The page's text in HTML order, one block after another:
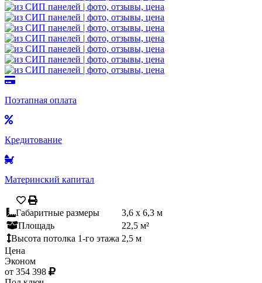
Поэтапная оплата
Кредитование
Материнский капитал
Габаритные размеры
3,6 x 6,3 м
Площадь
22,5 м²
Высота потолка 1-го этажа 2,5 м
Цена
Эконом
от 354 398